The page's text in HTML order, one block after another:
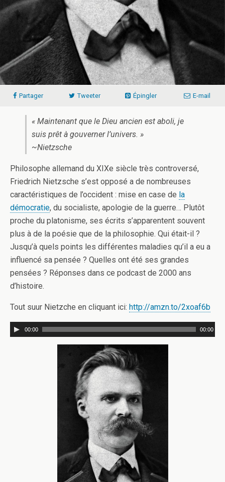
Partager Tweeter Épingler E-mail
« Maintenant que le Dieu ancien est aboli, je
suis prêt à gouverner l’univers. »
~Nietzsche
Philosophe allemand du XIXe siècle très controversé,
Friedrich Nietzsche s’est opposé a de nombreuses
caractéristiques de l’occident : mise en case de la
démocratie, du socialiste, apologie de la guerre… Plutôt
proche du platonisme, ses écrits s’apparentent souvent
plus à de la poésie que de la philosophie. Qui était-il ?
Jusqu’à quels points les différentes maladies qu’il a eu a
influencé sa pensée ? Quelles ont été ses grandes
pensées ? Réponses dans ce podcast de 2000 ans
d’histoire.
Tout suur Nietzche en cliquant ici: http://amzn.to/2xoaf6b
00:00 00:00